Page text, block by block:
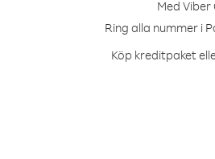
Med
Ring alla nummer i
Köp kreditpaket